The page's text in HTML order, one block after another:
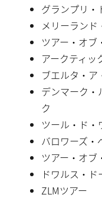
グランプリ・
メリーラン
ツアー・オブ
アークティッ
ブエルタ・ア
デンマーク・
ク
ツール・ド・
バロワーズ・
ツアー・オブ
ドワルス・
ZLMツアー